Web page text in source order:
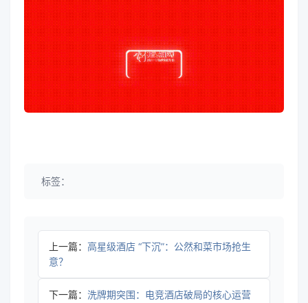
标签：
上一篇： 高星级酒店 “下沉”：公然和菜市场抢生
意？
下一篇： 洗牌期突围：电竞酒店破局的核心运营